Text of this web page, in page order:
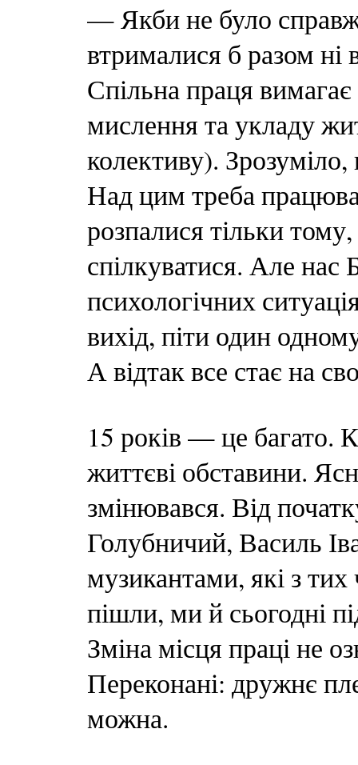
— Якби не було
втрималися б разом ні
Спільна праця вимагає
мислення та укладу
колективу).
Над цим треба
розпалися тільки
спілкуватися. Але нас
психологічних
вихід, піти один
А відтак все стає на
15 років — це багато.
життєві обставини.
змінювався. Від
Голубничий, Василь
музикантами, які з
пішли, ми й сьогодні
Зміна місця праці не
Переконані: дружнє
можна.